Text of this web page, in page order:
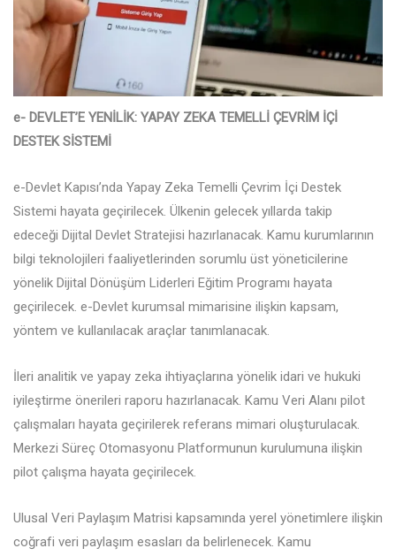
e- DEVLET’E YENİLİK: YAPAY ZEKA TEMELLİ ÇEVRİM İÇİ
DESTEK SİSTEMİ
e-Devlet Kapısı’nda Yapay Zeka Temelli Çevrim İçi Destek
Sistemi hayata geçirilecek. Ülkenin gelecek yıllarda takip
edeceği Dijital Devlet Stratejisi hazırlanacak. Kamu kurumlarının
bilgi teknolojileri faaliyetlerinden sorumlu üst yöneticilerine
yönelik Dijital Dönüşüm Liderleri Eğitim Programı hayata
geçirilecek. e-Devlet kurumsal mimarisine ilişkin kapsam,
yöntem ve kullanılacak araçlar tanımlanacak.
İleri analitik ve yapay zeka ihtiyaçlarına yönelik idari ve hukuki
iyileştirme önerileri raporu hazırlanacak. Kamu Veri Alanı pilot
çalışmaları hayata geçirilerek referans mimari oluşturulacak.
Merkezi Süreç Otomasyonu Platformunun kurulumuna ilişkin
pilot çalışma hayata geçirilecek.
Ulusal Veri Paylaşım Matrisi kapsamında yerel yönetimlere ilişkin
coğrafi veri paylaşım esasları da belirlenecek. Kamu